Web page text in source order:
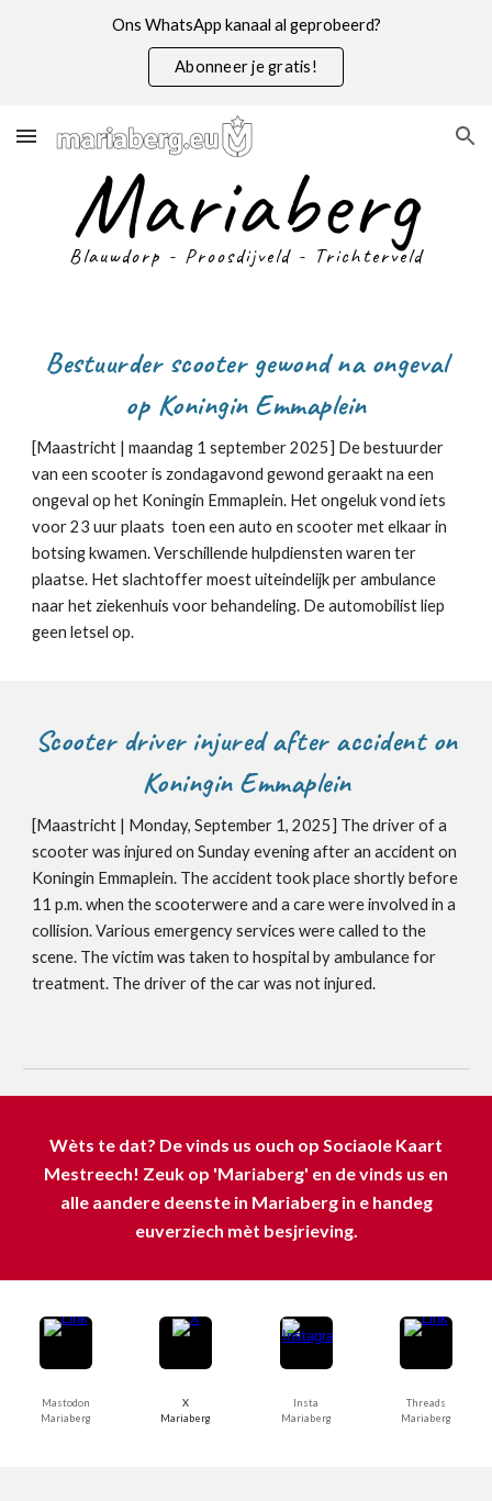
Ons WhatsApp kanaal al geprobeerd?
Abonneer je gratis!
Mariaberg
Blauwdorp - Proosdijveld - Trichterveld
Bestuurder scooter gewond na ongeval
op Koningin Emmaplein
[Maastricht |maandag 1 september2025] De bestuurder
van een scooter is zondagavond gewond geraakt na een
ongeval op het Koningin Emmaplein. Het ongeluk vond iets
voor 23 uur plaats toen een auto en scooter met elkaar in
botsing kwamen. Verschillende hulpdiensten waren ter
plaatse. Het slachtoffer moest uiteindelijk per ambulance
naar het ziekenhuis voor behandeling. De automobilist liep
geen letsel op.
Scooter driver injured after accident on
Koningin Emmaplein
[Maastricht | Monday, September 1, 2025] The driver of a
scooter was injured on Sunday evening after an accident on
Koningin Emmaplein. The accident took place shortly before
11 p.m. when the scooterwere and a care were involved in a
collision. Various emergency services were called to the
scene. The victim was taken to hospital by ambulance for
treatment. The driver of the car was not injured.
Wèts te dat? De vinds us ouch op Sociaole Kaart
Mestreech! Zeuk op 'Mariaberg' en de vinds us en
alle aandere deenste in Mariaberg in e handeg
euverziech mèt besjrieving.
Mastodon
Mariaberg
X
Mariaberg
Insta
Mariaberg
Threads
Mariaberg